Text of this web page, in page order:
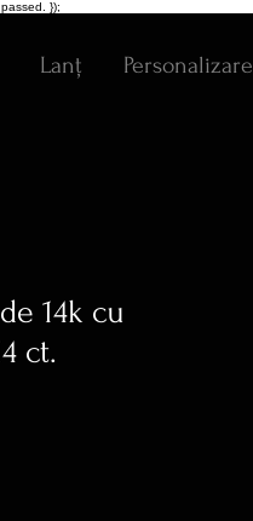
});
Lanț Personalizare
14k cu
ct.